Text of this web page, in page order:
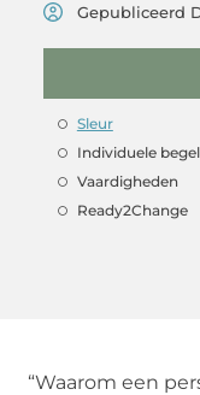
Gepubliceerd
Sleur
Individuele
Vaardigheden
Ready2Change
“Waarom een